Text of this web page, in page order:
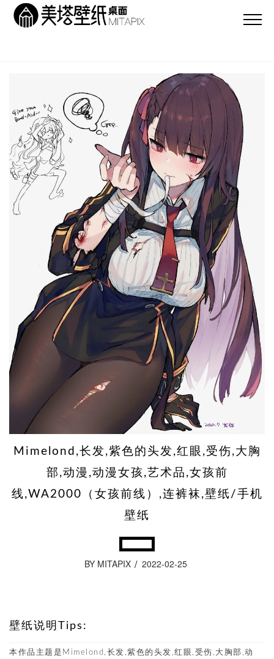
Mimelond,长发,紫色的头发,红眼,受伤,大胸
部,动漫,动漫女孩,艺术品,女孩前
线,WA2000（女孩前线）,连裤袜,壁纸/手机
壁纸
BY MITAPIX 2022-02-25
壁纸说明Tips:
本作品主题是Mimelond,长发,紫色的头发,红眼,受伤,大胸部,动